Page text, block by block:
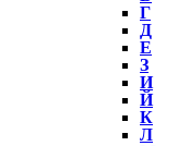
Г
Д
Е
З
И
Й
К
Л